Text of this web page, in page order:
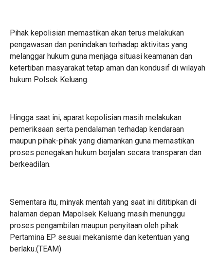
Pihak kepolisian memastikan akan terus melakukan
pengawasan dan penindakan terhadap aktivitas yang
melanggar hukum guna menjaga situasi keamanan dan
ketertiban masyarakat tetap aman dan kondusif di wilayah
hukum Polsek Keluang.
Hingga saat ini, aparat kepolisian masih melakukan
pemeriksaan serta pendalaman terhadap kendaraan
maupun pihak-pihak yang diamankan guna memastikan
proses penegakan hukum berjalan secara transparan dan
berkeadilan.
Sementara itu, minyak mentah yang saat ini dititipkan di
halaman depan Mapolsek Keluang masih menunggu
proses pengambilan maupun penyitaan oleh pihak
Pertamina EP sesuai mekanisme dan ketentuan yang
berlaku.(TEAM)